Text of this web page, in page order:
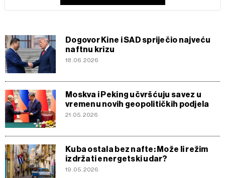
Dogovor Kine i SAD spriječio najveću
naftnu krizu
18.06.2026
Moskva i Peking učvršćuju savez u
vremenu novih geopolitičkih podjela
21.05.2026
Kuba ostala bez nafte: Može li režim
izdržati energetski udar?
19.05.2026